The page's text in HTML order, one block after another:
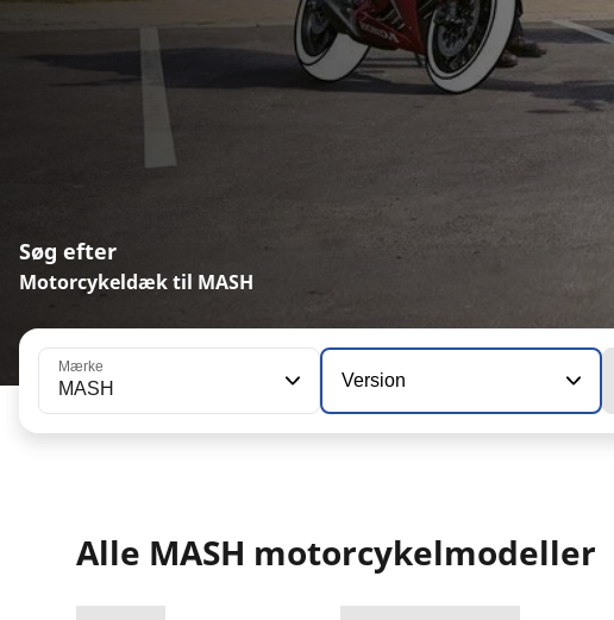
Søg efter
Motorcykeldæk til MASH
Mærke
MASH Version
Alle MASH motorcykelmodeller